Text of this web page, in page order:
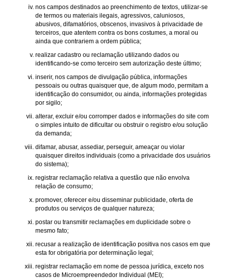
nos campos destinados ao preenchimento de textos, utilizar-se
de termos ou materiais ilegais, agressivos, caluniosos,
abusivos, difamatórios, obscenos, invasivos à privacidade de
terceiros, que atentem contra os bons costumes, a moral ou
ainda que contrariem a ordem pública;
realizar cadastro ou reclamação utilizando dados ou
identificando-se como terceiro sem autorização deste último;
inserir, nos campos de divulgação pública, informações
pessoais ou outras quaisquer que, de algum modo, permitam a
identificação do consumidor, ou ainda, informações protegidas
por sigilo;
alterar, excluir e/ou corromper dados e informações do site com
o simples intuito de dificultar ou obstruir o registro e/ou solução
da demanda;
difamar, abusar, assediar, perseguir, ameaçar ou violar
quaisquer direitos individuais (como a privacidade dos usuários
do sistema);
registrar reclamação relativa a questão que não envolva
relação de consumo;
promover, oferecer e/ou disseminar publicidade, oferta de
produtos ou serviços de qualquer natureza;
postar ou transmitir reclamações em duplicidade sobre o
mesmo fato;
recusar a realização de identificação positiva nos casos em que
esta for obrigatória por determinação legal;
registrar reclamação em nome de pessoa jurídica, exceto nos
casos de Microempreendedor Individual (MEI);